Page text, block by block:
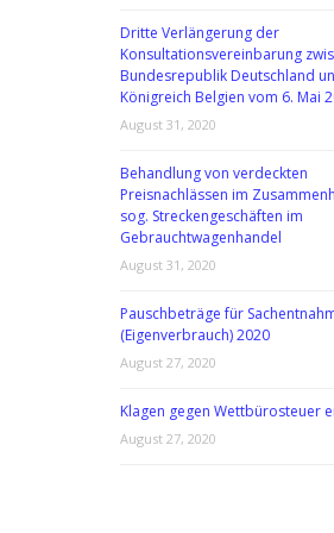
Dritte Verlängerung der
Konsultationsvereinbarung
Bundesrepublik Deutschland
Königreich Belgien vom 6. Mai
August 31, 2020
Behandlung von verdeckten
Preisnachlässen im
sog. Streckengeschäften im
Gebrauchtwagenhandel
August 31, 2020
Pauschbeträge für
(Eigenverbrauch) 2020
August 27, 2020
Klagen gegen Wettbürosteuer
August 27, 2020